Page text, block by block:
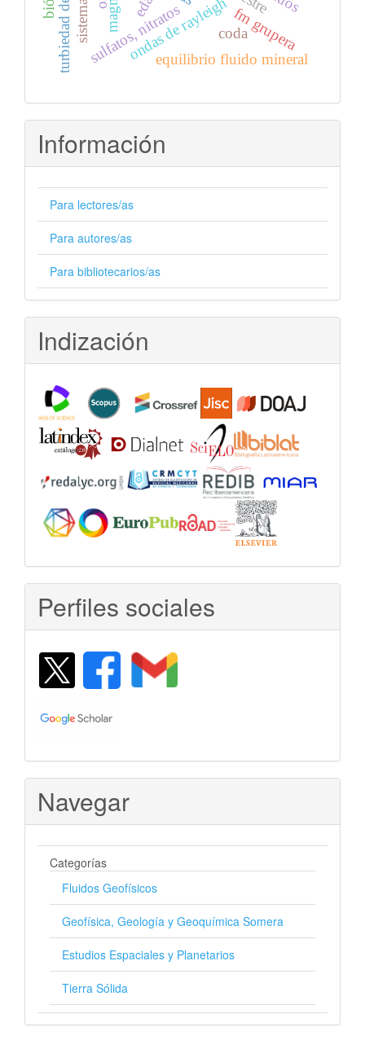
ondas de rayleigh
equilibrio fluido mineral
sulfatos, nitratos fm grupera
coda
magma
Información
Para lectores/as
Para autores/as
Para bibliotecarios/as
Indización
Perfiles sociales
Navegar
Categorías
Fluidos Geofísicos
Geofísica, Geología y Geoquímica Somera
Estudios Espaciales y Planetarios
Tierra Sólida